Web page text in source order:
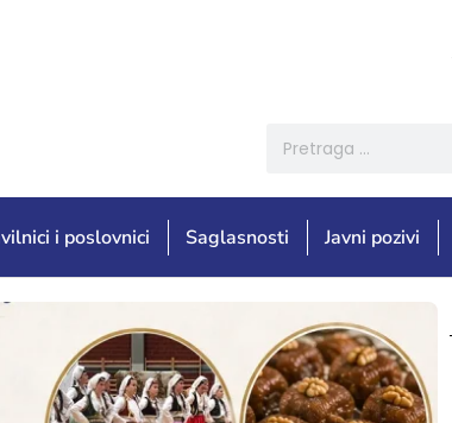
i poslovnici Saglasnosti Javni pozivi